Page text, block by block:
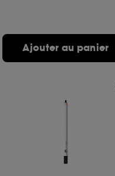
Ajouter au panier